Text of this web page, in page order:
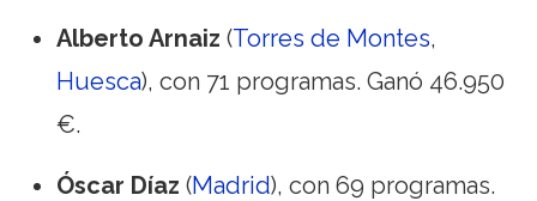
Alberto Arnaiz (Torres de Montes,
Huesca), con 71 programas. Ganó 46.950
€.
Óscar Díaz (Madrid), con 69 programas.